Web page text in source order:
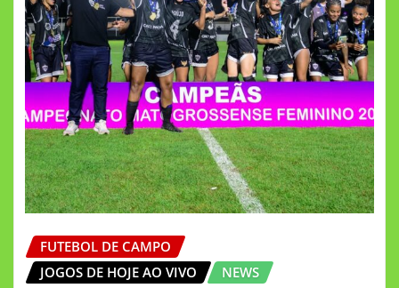
FUTEBOL DE CAMPO
JOGOS DE HOJE AO VIVO
NEWS